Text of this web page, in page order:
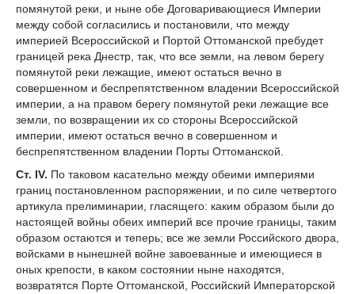
помянутой реки, и ныне обе Договаривающиеся Империи
между собой согласились и постановили, что между
империей Всероссийской и Портой Оттоманской пребудет
границей река Днестр, так, что все земли, на левом берегу
помянутой реки лежащие, имеют остаться вечно в
совершенном и беспрепятственном владении Всероссийской
империи, а на правом берегу помянутой реки лежащие все
земли, по возвращении их со стороны Всероссийской
империи, имеют остаться вечно в совершенном и
беспрепятственном владении Порты Оттоманской.
Ст. IV. По таковом касательно между обеими империями
границ постановленном распоряжении, и по силе четвертого
артикула прелиминарии, гласящего: каким образом были до
настоящей войны обеих империй все прочие границы, таким
образом остаются и теперь; все же земли Российского двора,
войсками в нынешней войне завоеванные и имеющиеся в
оных крепости, в каком состоянии ныне находятся,
возвратятся Порте Оттоманской, Российский Императорской